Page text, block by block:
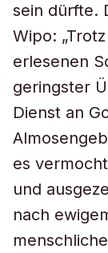
sein dürfte.
Wipo:
erlesenen
geringster
Dienst an
es
und
nach